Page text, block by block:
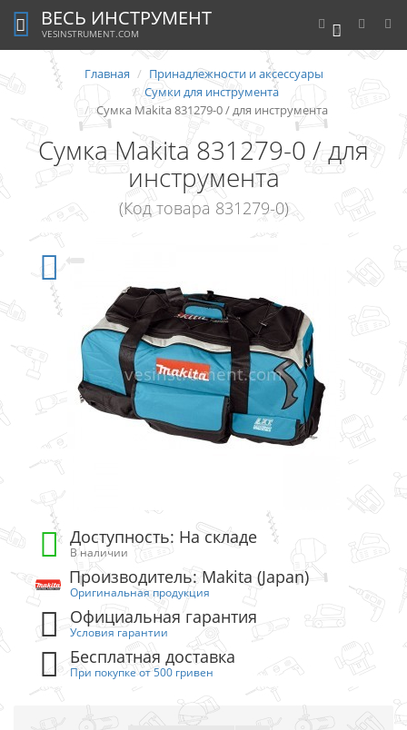
0
ВЕСЬ ИНСТРУМЕНТ
VESINSTRUMENT.COM
Главная
Принадлежности и аксессуары
Сумки для инструмента
Сумка Makita 831279-0 / для инструмента
Сумка Makita 831279-0 / для
инструмента
(Код товара 831279-0)
Доступность: На складе
В наличии
Производитель: Makita (Japan)
Оригинальная продукция
Официальная гарантия
Условия гарантии
Бесплатная доставка
При покупке от 500 гривен